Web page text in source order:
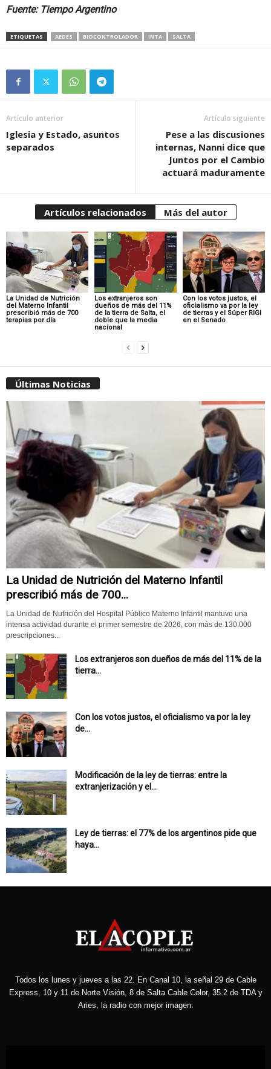
Fuente: Tiempo Argentino
ETIQUETAS AEDES BIOCONTROLADOR INTA SALTA
Artículo anterior
Iglesia y Estado, asuntos
separados
Artículo siguiente
Pese a las discusiones
internas, Nanni dice que
Juntos por el Cambio
actuará maduramente
Artículos relacionados Más del autor
La Unidad de Nutrición
del Materno Infantil
prescribió más de 700
terapias por día
Los extranjeros son
dueños de más del 11%
de la tierra de Salta, el
doble que la media
nacional
Con los votos justos, el
oficialismo va por la ley
de tierras y el Súper RIGI
en el Senado
Últimas Noticias
La Unidad de Nutrición del Materno Infantil
prescribió más de 700...
La Unidad de Nutrición del Hospital Público Materno Infantil mantuvo una
intensa actividad durante el primer semestre de 2026, con más de 130.000
prescripciones...
Los extranjeros son dueños de más del 11% de la
tierra...
Con los votos justos, el oficialismo va por la ley
de...
Modificación de la ley de tierras: entre la
extranjerización y el...
Ley de tierras: el 77% de los argentinos pide que
haya...
Todos los lunes y jueves a las 22. En Canal 10, la señal 29 de Cable
Express, 10 y 11 de Norte Visión, 8 de Salta Cable Color, 35.2 de TDA y
Aries, la radio con mejor imagen.